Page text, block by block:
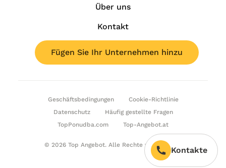
Kontakte
Über uns
Kontakt
Fügen Sie Ihr Unternehmen hinzu
Geschäftsbedingungen
Cookie-Richtlinie
Datenschutz
Häufig gestellte Fragen
TopPonudba.com
Top-Angebot.at
© 2026 Top Angebot. Alle Rechte vorbehalten.